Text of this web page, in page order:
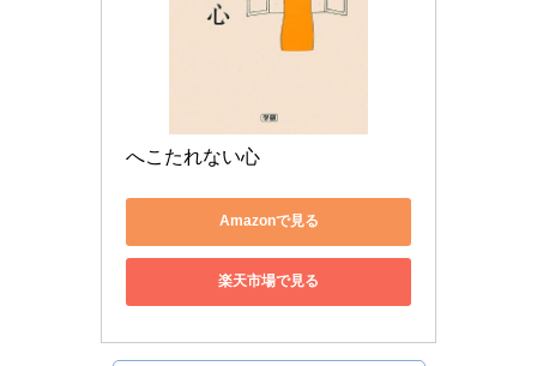
へこたれない心
Amazonで見る
楽天市場で見る